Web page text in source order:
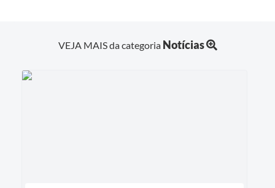
VEJA MAIS da categoria Notícias